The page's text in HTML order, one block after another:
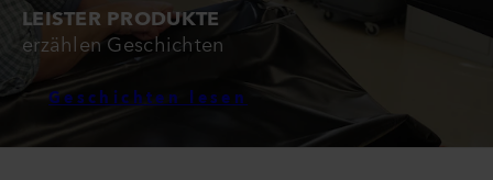
LEISTER PRODUKTE
erzählen Geschichten
Geschichten lesen